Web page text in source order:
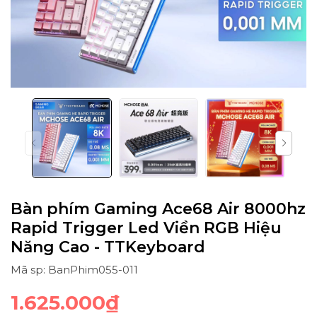
Bàn phím Gaming Ace68 Air 8000hz
Rapid Trigger Led Viền RGB Hiệu
Năng Cao - TTKeyboard
Mã sp: BanPhim055-011
1.625.000₫